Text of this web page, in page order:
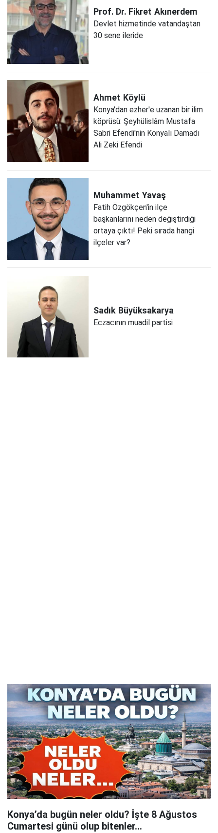
Prof. Dr. Fikret Akınerdem
Devlet hizmetinde vatandaştan
30 sene ileride
Ahmet Köylü
Konya'dan ezher'e uzanan bir ilim
köprüsü: Şeyhülislâm Mustafa
Sabri Efendi'nin Konyalı Damadı
Ali Zeki Efendi
Muhammet Yavaş
Fatih Özgökçen'in ilçe
başkanlarını neden değiştirdiği
ortaya çıktı! Peki sırada hangi
ilçeler var?
Sadık Büyüksakarya
Eczacının muadil partisi
Konya’da bugün neler oldu? İşte 8 Ağustos
Cumartesi günü olup bitenler…